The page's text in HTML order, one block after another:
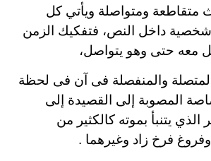
متقاطعة ومتواصلة ويأتي كل
داخل النص، فتفكيك الزمن
معه حتى وهو يتواصل،
والمنفصلة فى آن فى لحظة
المصوبة إلى القصيدة إلى
يتنبأ بموته كالكثير من
فرخ زاد وغيرهما .